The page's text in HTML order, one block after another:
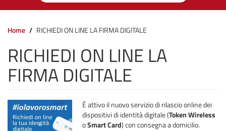
Enter your keywords
Home RICHIEDI ON LINE LA FIRMA DIGITALE
RICHIEDI ON LINE LA
FIRMA DIGITALE
È attivo il nuovo servizio di rilascio online dei
dispositivi di identità digitale (Token Wireless
oSmart Card) con consegna a domicilio.